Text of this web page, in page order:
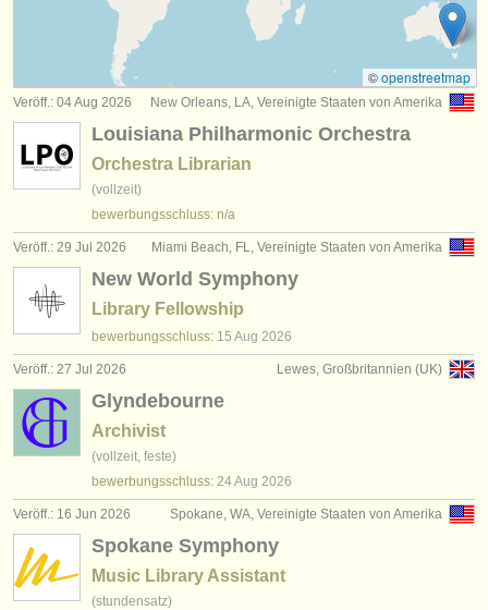
instrumentenverkauf
gestohlene instrumente
verzeichnisse:
orchester
musikhochschulen
jugendorchester
musicalchairs:
über musicalchairs
kontakt
rss feeds
nachrichten in der klassischen musik
verlage:
anzeige veröffentlichen
find out about ourATS
jobs - verwaltung: künstlerisch/ produktion/ technisch (24)
jobs - verwaltung: akademische verwaltung
jobs - verwaltung: sekretariat/ pv/finanz/edv (9)
jobs - verwaltung: öffentlichkeitsarbeit/
jobs - verwaltung: board member
©openstreetmap
New Orleans, LA, Vereinigte Staaten von Amerika
Veröff.: 04 Aug 2026
Louisiana Philharmonic Orchestra
Orchestra Librarian
(vollzeit)
bewerbungsschluss: n/a
Miami Beach, FL, Vereinigte Staaten von Amerika
Veröff.: 29 Jul 2026
New World Symphony
Library Fellowship
bewerbungsschluss: 15 Aug 2026
Lewes, Großbritannien (UK)
Veröff.: 27 Jul 2026
Glyndebourne
Archivist
(vollzeit, feste)
bewerbungsschluss: 24 Aug 2026
Spokane, WA, Vereinigte Staaten von Amerika
Veröff.: 16 Jun 2026
Spokane Symphony
Music Library Assistant
(stundensatz)